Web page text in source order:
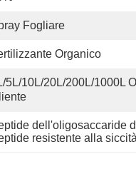
Fogliare
Organico
5L/10L/20L/200L/1000L
dell'oligosaccaride
resistente alla